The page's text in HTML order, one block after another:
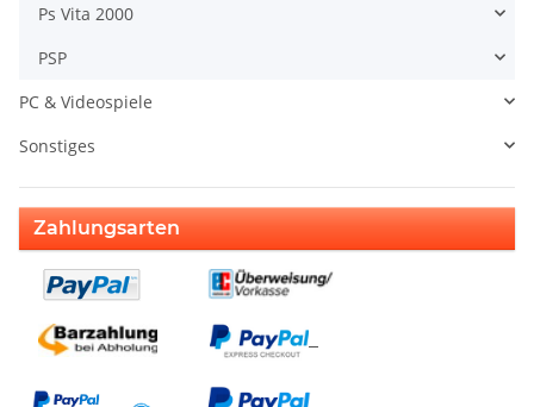
Ps Vita 2000
PSP
PC & Videospiele
Sonstiges
Zahlungsarten